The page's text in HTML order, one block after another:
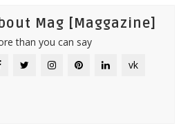
Mag [Maggazine]
than you can say
vk